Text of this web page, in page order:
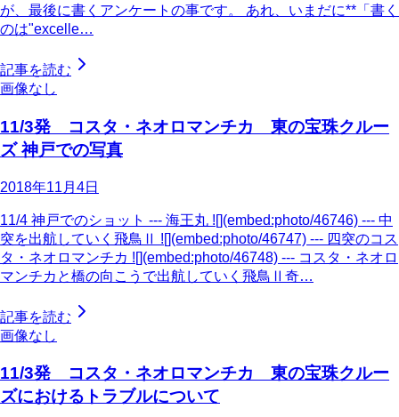
が、最後に書くアンケートの事です。 あれ、いまだに**「書く
のは"excelle…
記事を読む
画像なし
11/3発 コスタ・ネオロマンチカ 東の宝珠クルー
ズ 神戸での写真
2018年11月4日
11/4 神戸でのショット --- 海王丸 ![](embed:photo/46746) --- 中
突を出航していく飛鳥Ⅱ ![](embed:photo/46747) --- 四突のコス
タ・ネオロマンチカ ![](embed:photo/46748) --- コスタ・ネオロ
マンチカと橋の向こうで出航していく飛鳥Ⅱ奇…
記事を読む
画像なし
11/3発 コスタ・ネオロマンチカ 東の宝珠クルー
ズにおけるトラブルについて